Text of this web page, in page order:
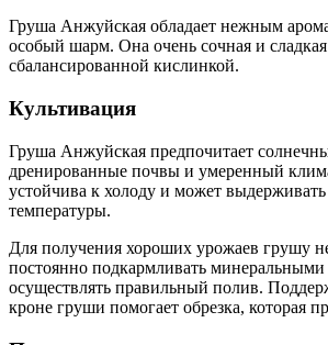
Груша Анжуйская обладает нежным
особый шарм. Она очень сочная и
сбалансированной кислинкой.
Культивация
Груша Анжуйская предпочитает
дренированные почвы и умеренный
устойчива к холоду и может
температуры.
Для получения хороших урожаев грушу
постоянно подкармливать
осуществлять правильный полив.
кроне груши помогает обрезка, которая